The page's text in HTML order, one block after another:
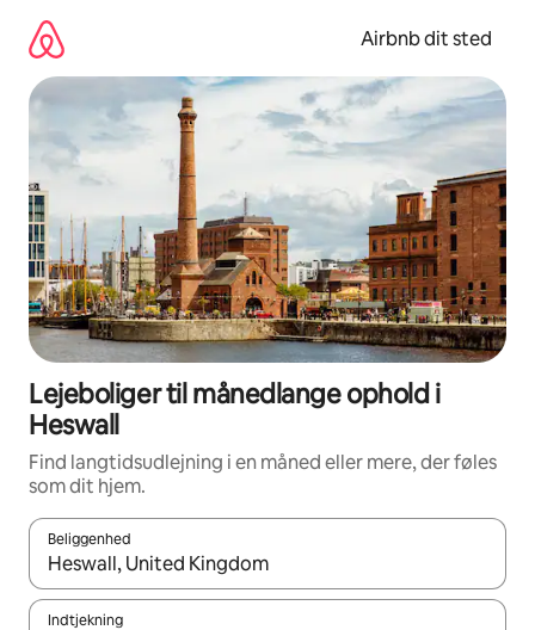
videre
indhold
Airbnb dit sted
Lejeboliger til månedlange ophold i
Heswall
Find langtidsudlejning i en måned eller mere, der føles
som dit hjem.
Beliggenhed
Når resultaterne er tilgængelige, skal du navigere med
Indtjekning